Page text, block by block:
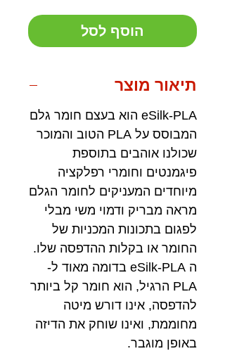
הוסף לסל
תיאור מוצר
eSilk-PLA הוא בעצם חומר גלם
המבוסס על PLA הטוב והמוכר
שכולנו אוהבים בתוספת
פיגמנטים וחומרי רפלקציה
מיוחדים המעניקים לחומר הגלם
מראה מבריק ודמוי משי מבלי
לפגום בתכונות המכניות של
החומר או בקלות ההדפסה שלו.
ה eSilk-PLA בדומה מאוד ל-
PLA הרגיל, הוא חומר קל ביותר
להדפסה, אינו דורש מיטה
מחוממת, ואינו שוחק את הדיזה
באופן מוגבר.